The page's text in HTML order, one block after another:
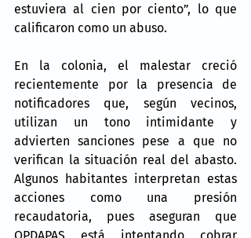
estuviera al cien por ciento”, lo que
calificaron como un abuso.
En la colonia, el malestar creció
recientemente por la presencia de
notificadores que, según vecinos,
utilizan un tono intimidante y
advierten sanciones pese a que no
verifican la situación real del abasto.
Algunos habitantes interpretan estas
acciones como una presión
recaudatoria, pues aseguran que